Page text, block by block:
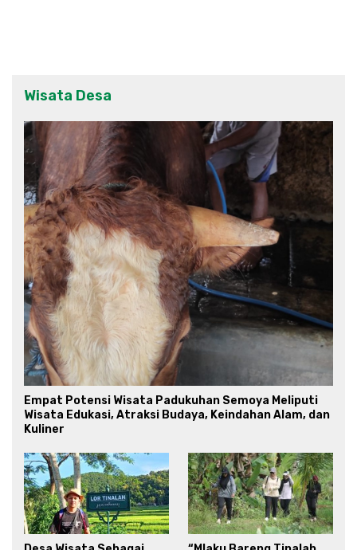
Wisata Desa
Empat Potensi Wisata Padukuhan Semoya Meliputi
Wisata Edukasi, Atraksi Budaya, Keindahan Alam, dan
Kuliner